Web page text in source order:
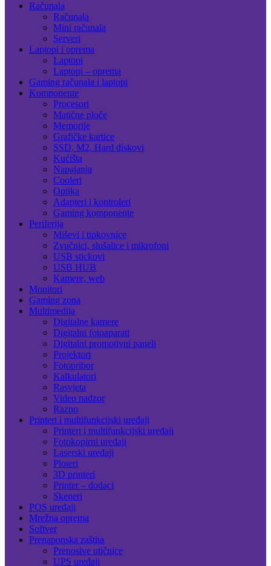
Računala
Računala
Mini računala
Serveri
Laptopi i oprema
Laptopi
Laptopi – oprema
Gaming računala i laptopi
Komponente
Procesori
Matične ploče
Memorije
Grafičke kartice
SSD, M2, Hard diskovi
Kućišta
Napajanja
Cooleri
Optika
Adapteri i kontroleri
Gaming komponente
Periferija
Miševi i tipkovnice
Zvučnici, slušalice i mikrofoni
USB stickovi
USB HUB
Kamere, web
Monitori
Gaming zona
Multimedija
Digitalne kamere
Digitalni fotoaparati
Digitalni promotivni paneli
Projektori
Fotopribor
Kalkulatori
Rasvjeta
Video nadzor
Razno
Printeri i multifunkcijski uređaji
Printeri i multifunkcijski uređaji
Fotokopirni uređaji
Laserski uređaji
Ploteri
3D printeri
Printer – dodaci
Skeneri
POS uređaji
Mrežna oprema
Softver
Prenaponska zaštita
Prenosive utičnice
UPS uređaji